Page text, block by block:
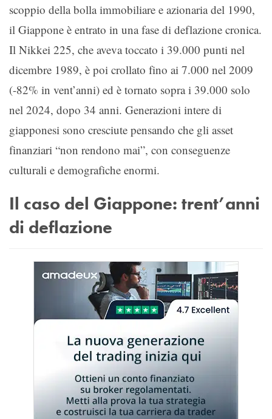
scoppio della bolla immobiliare e azionaria del 1990,
il Giappone è entrato in una fase di deflazione cronica.
Il Nikkei 225, che aveva toccato i 39.000 punti nel
dicembre 1989, è poi crollato fino ai 7.000 nel 2009
(-82% in vent’anni) ed è tornato sopra i 39.000 solo
nel 2024, dopo 34 anni. Generazioni intere di
giapponesi sono cresciute pensando che gli asset
finanziari “non rendono mai”, con conseguenze
culturali e demografiche enormi.
Il caso del Giappone: trent’anni
di deflazione